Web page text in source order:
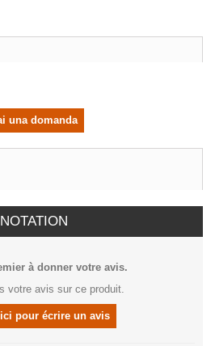
una domanda
NOTATION
à donner votre avis.
votre avis sur ce produit.
pour écrire un avis